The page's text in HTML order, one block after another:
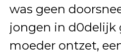
was geen
jongen in d0delijk
moeder ontzet,